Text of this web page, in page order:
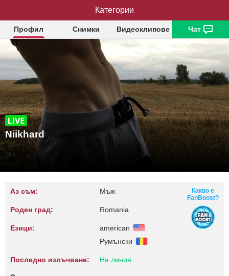
Niikhard
Профил Снимки Видеоклипове Чат
Niikhard
Аз съм: Мъж
Роден град: Romania
Езици:
american
Румънски
Последно излъчване: На линия
Какво е
FanBoost?
Категории